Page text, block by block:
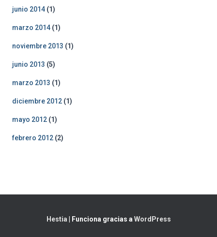
junio 2014 (1)
marzo 2014 (1)
noviembre 2013 (1)
junio 2013 (5)
marzo 2013 (1)
diciembre 2012 (1)
mayo 2012 (1)
febrero 2012 (2)
Hestia | Funciona gracias aWordPress